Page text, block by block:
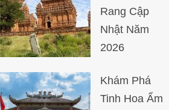
Rang Cập
Nhật Năm
2026
Khám Phá
Tinh Hoa Ẩm